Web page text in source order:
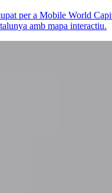
per a Mobile World
amb mapa interactiu.